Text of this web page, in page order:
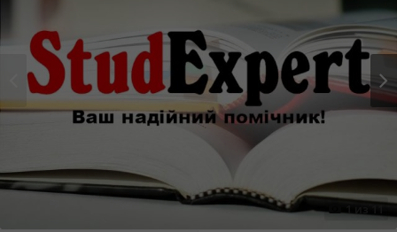
Prev Next